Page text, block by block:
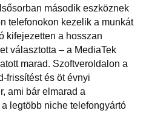
második eszköznek
telefonokon kezelik a munkát
kifejezetten a hosszan
választotta – a MediaTek
marad. Szoftveroldalon a
frissítést és öt évnyi
ami bár elmarad a
legtöbb niche telefongyártó